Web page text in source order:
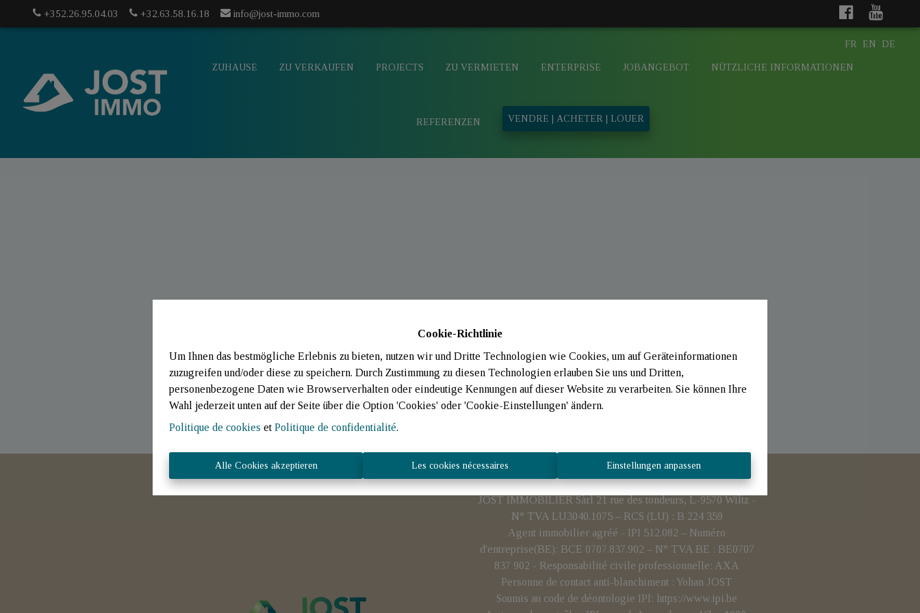
Cookie-Richtlinie
Um Ihnen das bestmögliche Erlebnis zu bieten, nutzen wir und Dritte Technologien wie Cookies, um auf Geräteinformationen
zuzugreifen und/oder diese zu speichern. Durch Zustimmung zu diesen Technologien erlauben Sie uns und Dritten,
personenbezogene Daten wie Browserverhalten oder eindeutige Kennungen auf dieser Website zu verarbeiten. Sie können Ihre
Wahl jederzeit unten auf der Seite über die Option 'Cookies' oder 'Cookie-Einstellungen' ändern.
Politique de cookies et Politique de confidentialité.
Alle Cookies akzeptieren Les cookies nécessaires Einstellungen anpassen
+352.26.95.04.03 +32.63.58.16.18 info@jost-immo.com
ZUHAUSE ZU VERKAUFEN PROJECTS ZU VERMIETEN ENTERPRISE JOBANGEBOT NÜTZLICHE INFORMATIONEN
REFERENZEN VENDRE | ACHETER | LOUER
FR EN DE
JOST IMMOBILIER Sàrl 21 rue des tondeurs, L-9570 Wiltz -
N° TVA LU3040.1075 – RCS (LU) : B 224 359
Agent immobilier agréé - IPI 512.082 – Numéro
d'entreprise(BE): BCE 0707.837.902 – N° TVA BE : BE0707
837 902 - Responsabilité civile professionnelle: AXA
Personne de contact anti-blanchiment : Yohan JOST
Soumis au code de déontologie IPI: https://www.ipi.be